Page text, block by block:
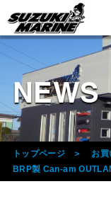
NEWS
トップページ
お買
BRP製 Can-am